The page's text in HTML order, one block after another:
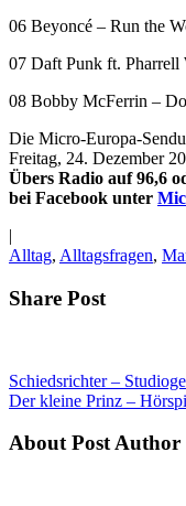
06 Beyoncé – Run the
07 Daft Punk ft.
08 Bobby McFerrin –
Die Micro-Europa-
Freitag, 24. Dezember
Übers Radio auf 96,6
bei Facebook unter
|
Alltag, Alltagsfragen,
Share Post
Schiedsrichter –
Der kleine Prinz –
About Post Author